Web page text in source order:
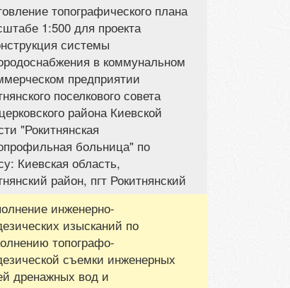
топографического плана
1:500 для проекта
системы
в коммунальном
предприятии
поселкового совета
района Киевской
"Рокитнянская
больница" по
Киевская область,
район, пгт Рокитнянский
инженерно-
изысканий по
топографо-
съемки инженерных
дренажных вод и